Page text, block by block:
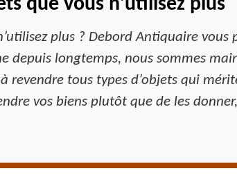
que vous n’utilisez plus
plus ? Debord Antiquaire
depuis longtemps, nous sommes
tous types d’objets qui
vos biens plutôt que de les